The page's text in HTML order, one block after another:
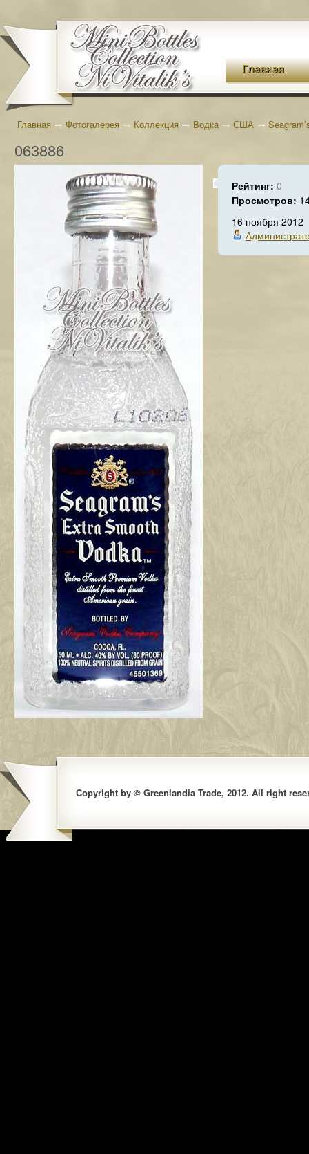
Главная
Главная → Фотогалерея → Коллекция → Водка→ США →
063886
Рейтинг: 0
Просмотров:
16 ноября 2012
Copyright by © Greenlandia Trade, 2012. All right